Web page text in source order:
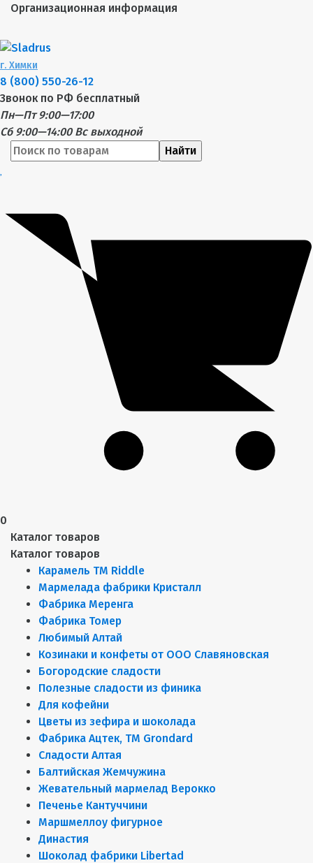
Организационная информация
г. Химки
8 (800) 550-26-12
Звонок по РФ бесплатный
Пн—Пт 9:00—17:00
Сб 9:00—14:00 Вс выходной
Найти
0
Каталог товаров
Каталог товаров
Карамель ТМ Riddle
Мармелада фабрики Кристалл
Фабрика Меренга
Фабрика Томер
Любимый Алтай
Козинаки и конфеты от ООО Славяновская
Богородские сладости
Полезные сладости из финика
Для кофейни
Цветы из зефира и шоколада
Фабрика Ацтек, ТМ Grondard
Сладости Алтая
Балтийская Жемчужина
Жевательный мармелад Верокко
Печенье Кантуччини
Маршмеллоу фигурное
Династия
Шоколад фабрики Libertad